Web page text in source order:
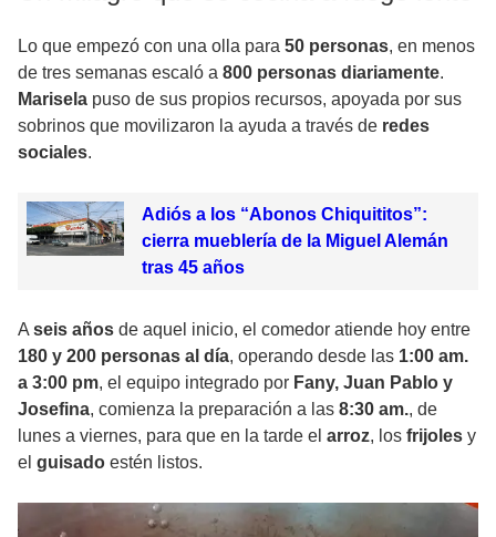
Lo que empezó con una olla para 50 personas, en menos
de tres semanas escaló a 800 personas diariamente.
Marisela puso de sus propios recursos, apoyada por sus
sobrinos que movilizaron la ayuda a través de redes
sociales.
Adiós a los “Abonos Chiquititos”:
cierra mueblería de la Miguel Alemán
tras 45 años
A seis años de aquel inicio, el comedor atiende hoy entre
180 y 200 personas al día, operando desde las 1:00 am.
a 3:00 pm, el equipo integrado por Fany, Juan Pablo y
Josefina, comienza la preparación a las 8:30 am., de
lunes a viernes, para que en la tarde el arroz, los frijoles y
el guisado estén listos.